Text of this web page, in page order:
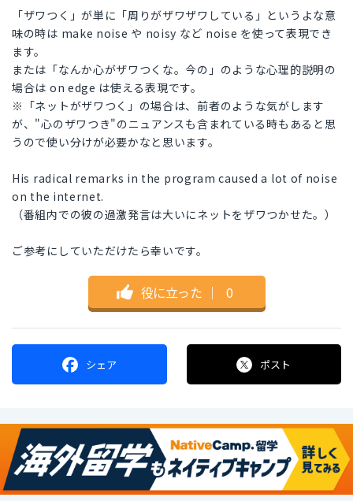
「ザワつく」が単に「周りがザワザワしている」というよな意
味の時は make noise や noisy など noise を使って表現でき
ます。
または「なんか心がザワつくな。今の」のような心理的説明の
場合は on edge は使える表現です。
※「ネットがザワつく」の場合は、前者のような気がします
が、"心のザワつき"のニュアンスも含まれている時もあると思
うので使い分けが必要かなと思います。
His radical remarks in the program caused a lot of noise
on the internet.
（番組内での彼の過激発言は大いにネットをザワつかせた。）
ご参考にしていただけたら幸いです。
役に立った ｜ 0
シェア ポスト